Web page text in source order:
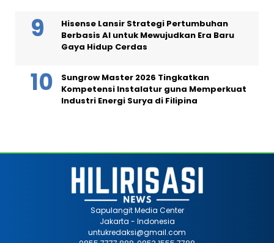
Hisense Lansir Strategi Pertumbuhan
Berbasis AI untuk Mewujudkan Era Baru
Gaya Hidup Cerdas
Sungrow Master 2026 Tingkatkan
Kompetensi Instalatur guna Memperkuat
Industri Energi Surya di Filipina
Sapulangit Media Center
Jakarta - Indonesia
untukredaksi@gmail.com